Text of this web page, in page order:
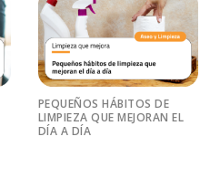
PEQUEÑOS HÁBITOS DE
LIMPIEZA QUE MEJORAN EL
DÍA A DÍA